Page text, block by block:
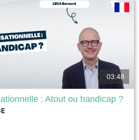
la recherche en management – Prix Syntec
de recherche en management La recherche
hybrides équilibrent des valeurs
03:48
: Atout ou handicap ?